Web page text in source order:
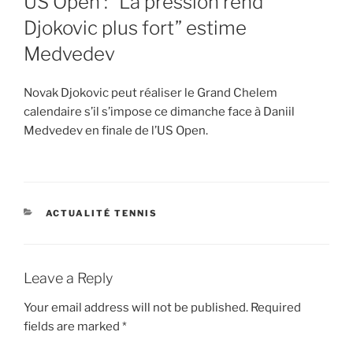
Djokovic plus fort” estime
Medvedev
Novak Djokovic peut réaliser le Grand Chelem
calendaire s’il s’impose ce dimanche face à Daniil
Medvedev en finale de l’US Open.
CATEGORIES
ACTUALITÉ TENNIS
Leave a Reply
Your email address will not be published. Required
fields are marked *